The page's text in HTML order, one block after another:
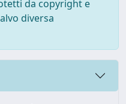
da copyright e
diversa